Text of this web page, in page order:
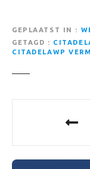
GEPLAATST IN
GETAGD
CITADELAWP
r